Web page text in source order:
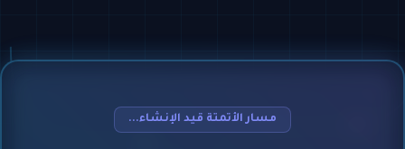
مسار الأتمتة قيد الإنشاء...